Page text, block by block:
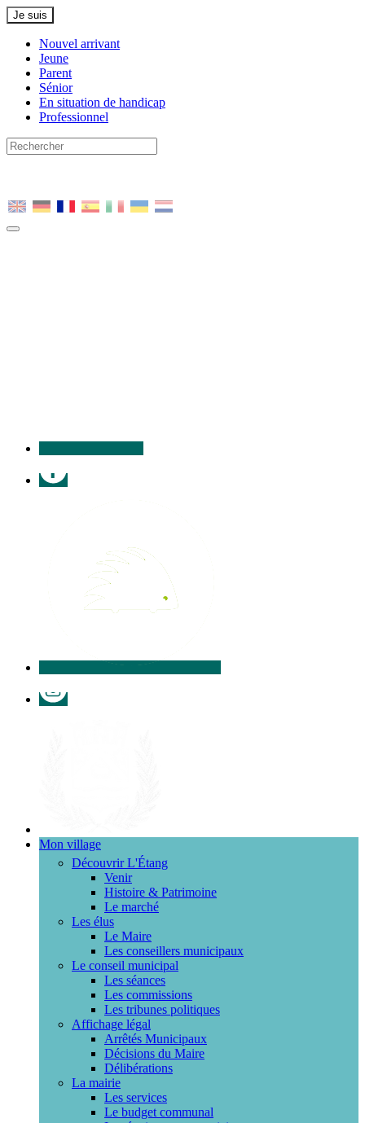
Je suis
Nouvel arrivant
Jeune
Parent
Sénior
En situation de handicap
Professionnel
Mon village
Découvrir L'Étang
Venir
Histoire & Patrimoine
Le marché
Les élus
Le Maire
Les conseillers municipaux
Le conseil municipal
Les séances
Les commissions
Les tribunes politiques
Affichage légal
Arrêtés Municipaux
Décisions du Maire
Délibérations
La mairie
Les services
Le budget communal